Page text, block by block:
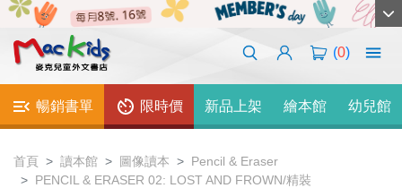
(0)
暢銷書單 限時價 新品上架 繪本館 幼兒館
首頁 讀本館 圖像讀本
Pencil & Eraser
PENCIL & ERASER 02: LOST AND FROWN/精裝